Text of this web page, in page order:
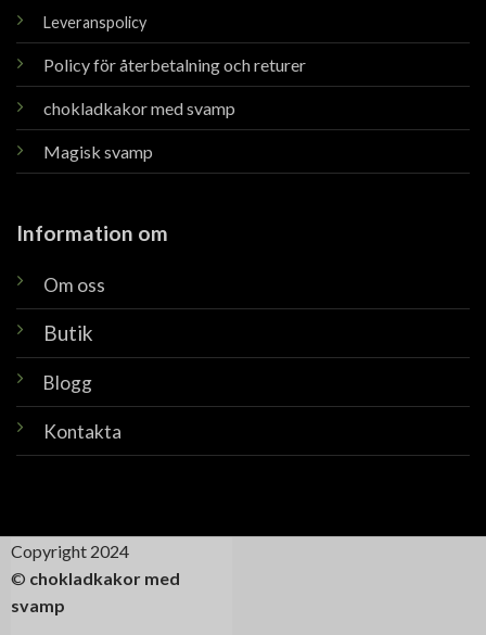
Leveranspolicy
Policy för återbetalning och returer
chokladkakor med svamp
Magisk svamp
Information om
Om oss
Butik
Blogg
Kontakta
Copyright 2024
© chokladkakor med
svamp